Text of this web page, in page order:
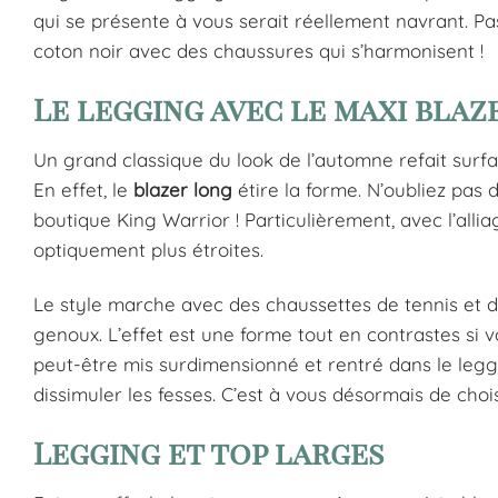
qui se présente à vous serait réellement navrant.
coton noir avec des chaussures qui s’harmonisent !
Le legging avec le maxi
Un grand classique du look de l’automne refait
En effet, le blazer long étire la forme. N’oubliez
boutique King Warrior ! Particulièrement, avec
optiquement plus étroites.
Le style marche avec des chaussettes de tennis et
genoux. L’effet est une forme tout en contrastes si
peut-être mis surdimensionné et rentré dans le
dissimuler les fesses. C’est à vous désormais de
Legging et top larges